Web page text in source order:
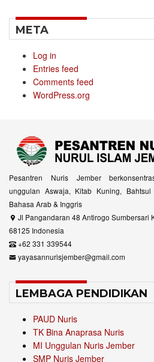
META
Log in
Entries feed
Comments feed
WordPress.org
Pesantren Nuris Jember
unggulan Aswaja, Kitab Kuning,
Bahasa Arab & Inggris
Jl Pangandaran 48 Antirogo Sumbersari
68125 Indonesia
+62 331 339544
yayasannurisjember@gmail.com
LEMBAGA PENDIDIKAN
PAUD Nuris
TK Bina Anaprasa Nuris
MI Unggulan Nuris Jember
SMP Nuris Jember